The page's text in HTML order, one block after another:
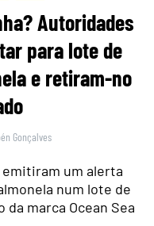
Autoridades
para lote de
e retiram-no
Gonçalves
um alerta
num lote de
da marca Ocean Sea